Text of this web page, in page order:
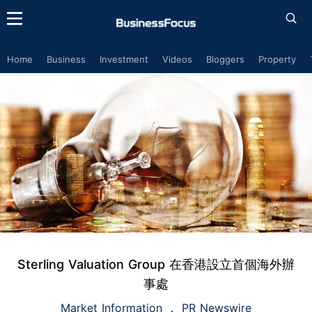
Home Business Investment Videos Bloggers Property
Sterling Valuation Group 在香港設立首個海外辦
事處
Market Information PR Newswire